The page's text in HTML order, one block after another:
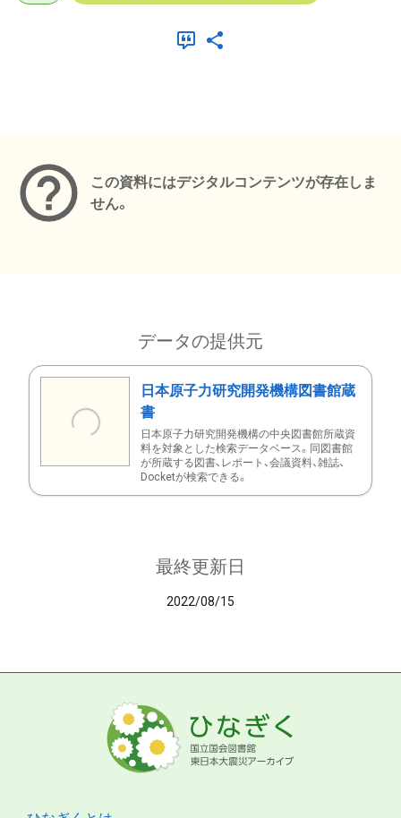
この資料にはデジタルコンテンツが存在しま
せん。
データの提供元
日本原子力研究開発機構図書館蔵
書
日本原子力研究開発機構の中央図書館所蔵資
料を対象とした検索データベース。同図書館
が所蔵する図書、レポート、会議資料、雑誌、
Docketが検索できる。
最終更新日
2022/08/15